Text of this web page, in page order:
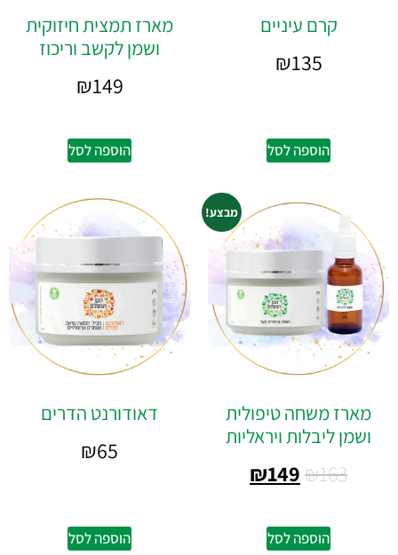
קרם עיניים
₪135
הוספה לסל
מארז תמצית חיזוקית
ושמן לקשב וריכוז
₪149
הוספה לסל
מבצע!
מארז משחה טיפולית
ושמן ליבלות ויראליות
₪163
₪149
הוספה לסל
דאודורנט הדרים
₪65
הוספה לסל